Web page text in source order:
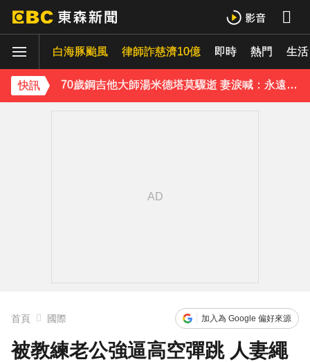
白海豚颱風 律師詐慈濟10億 即時 熱門 生活
快訊
70歲鋼吉他大師湯米德塔莫驟逝 妻淚喊：永遠是我一生摯愛
姜厚任小24歲女友「3碩1博」造假？ 台大回應了
首頁 國際 加入為 Google 偏好來源
被教練老公強逼高空彈跳 人妻繩